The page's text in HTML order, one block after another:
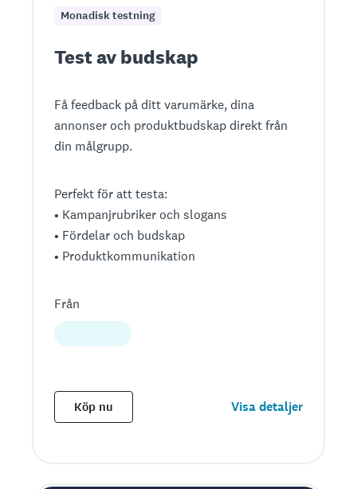
Monadisk testning
Test av budskap
Få feedback på ditt varumärke, dina
annonser och produktbudskap direkt från
din målgrupp.
Perfekt för att testa:
• Kampanjrubriker och slogans
• Fördelar och budskap
• Produktkommunikation
Från
Köp nu Visa detaljer